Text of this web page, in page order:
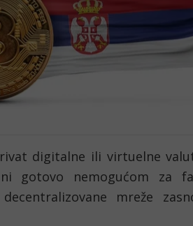
digitalne ili virtuelne
nemogućom za
mreže